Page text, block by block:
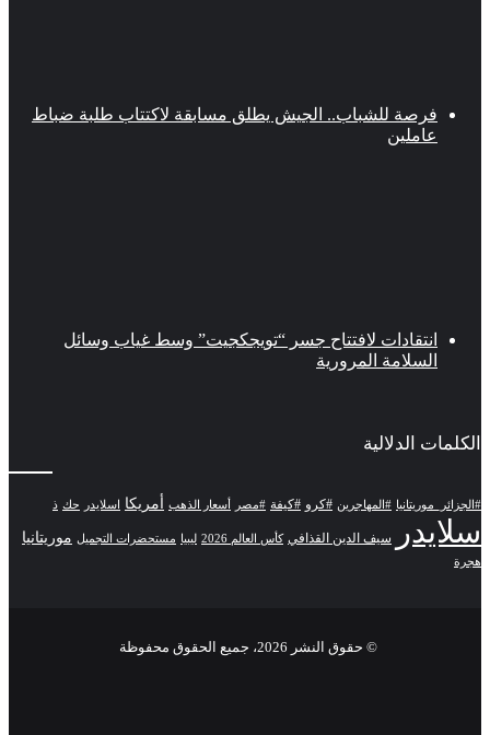
فرصة للشباب.. الجيش يطلق مسابقة لاكتتاب طلبة ضباط
عاملين
انتقادات لافتتاح جسر “تويجكجيت” وسط غياب وسائل
السلامة المرورية
الكلمات الدلالية
#الجزائر_موريتانيا #المهاجرين #كرو #كيفة #مصر أسعار الذهب أمريكا اسلايدر حك ذ
سلايدر سيف الدين القذافي كأس العالم 2026 ليبيا مستحضرات التجميل موريتانيا
هجرة
© حقوق النشر 2026، جميع الحقوق محفوظة